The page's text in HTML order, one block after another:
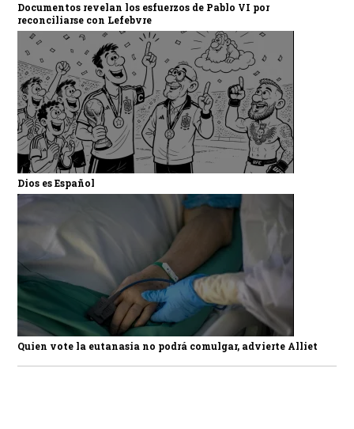
Documentos revelan los esfuerzos de Pablo VI por
reconciliarse con Lefebvre
Dios es Español
Quien vote la eutanasia no podrá comulgar, advierte Alliet